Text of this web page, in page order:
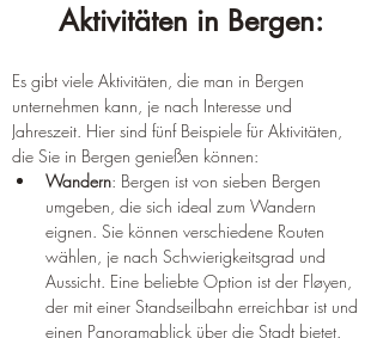
Aktivitäten in Bergen:
Es gibt viele Aktivitäten, die man in Bergen
unternehmen kann, je nach Interesse und
Jahreszeit. Hier sind fünf Beispiele für Aktivitäten,
die Sie in Bergen genießen können:
Wandern: Bergen ist von sieben Bergen
umgeben, die sich ideal zum Wandern
eignen. Sie können verschiedene Routen
wählen, je nach Schwierigkeitsgrad und
Aussicht. Eine beliebte Option ist der Fløyen,
der mit einer Standseilbahn erreichbar ist und
einen Panoramablick über die Stadt bietet.